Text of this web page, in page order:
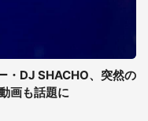
・DJ SHACHO、突然の
画も話題に